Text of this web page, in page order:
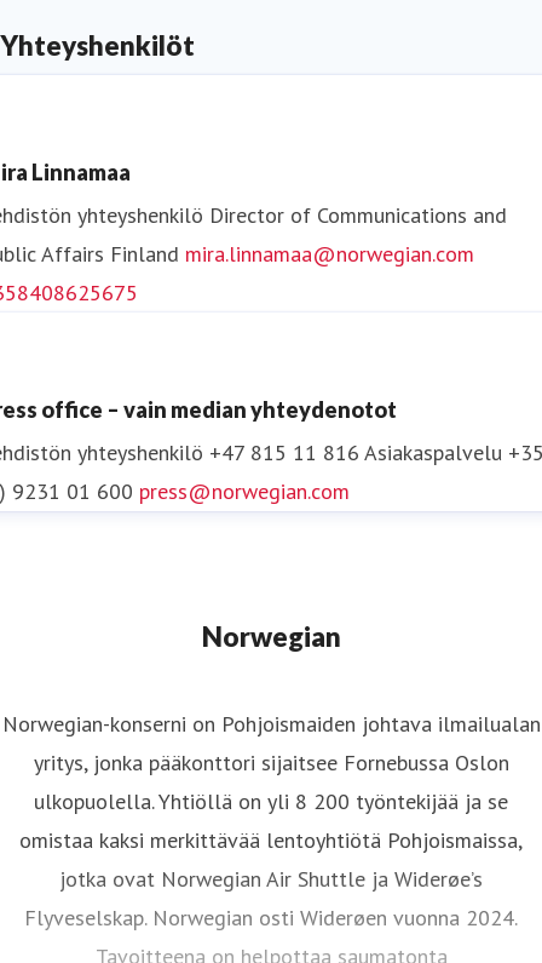
Yhteyshenkilöt
Linnamaa
yhteyshenkilö Director of Communications and
Affairs Finland mira.linnamaa@norwegian.com
office – vain median yhteydenotot
yhteyshenkilö +47 815 11 816 Asiakaspalvelu
9231 01 600 press@norwegian.com
Norwegian
Norwegian-konserni on Pohjoismaiden johtava ilmailualan
yritys, jonka pääkonttori sijaitsee Fornebussa Oslon
ulkopuolella. Yhtiöllä on yli 8 200 työntekijää ja se
omistaa kaksi merkittävää lentoyhtiötä Pohjoismaissa,
jotka ovat Norwegian Air Shuttle ja Widerøe’s
Flyveselskap. Norwegian osti Widerøen vuonna 2024.
Tavoitteena on helpottaa saumatonta